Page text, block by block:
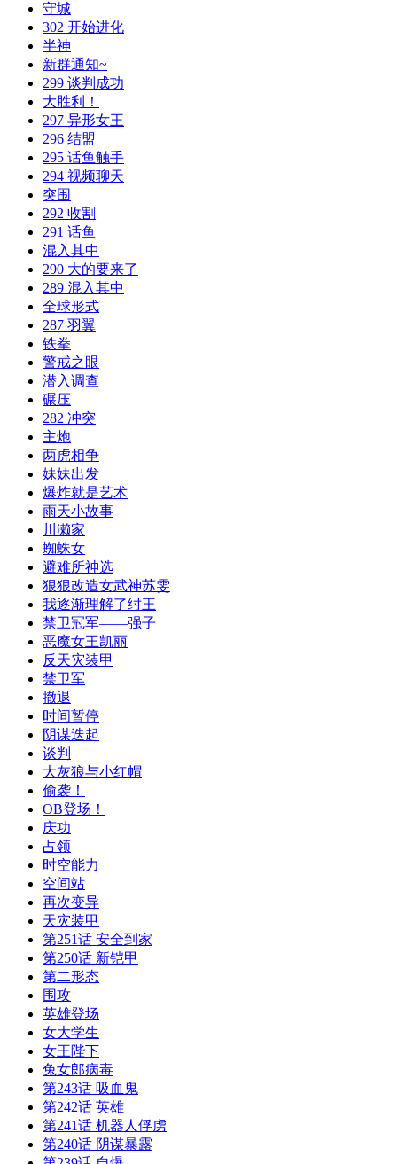
守城
302 开始进化
半神
新群通知~
299 谈判成功
大胜利！
297 异形女王
296 结盟
295 话鱼触手
294 视频聊天
突围
292 收割
291 话鱼
混入其中
290 大的要来了
289 混入其中
全球形式
287 羽翼
铁拳
警戒之眼
潜入调查
碾压
282 冲突
主炮
两虎相争
妹妹出发
爆炸就是艺术
雨天小故事
川濑家
蜘蛛女
避难所神选
狠狠改造女武神苏雯
我逐渐理解了纣王
禁卫冠军——强子
恶魔女王凯丽
反天灾装甲
禁卫军
撤退
时间暂停
阴谋迭起
谈判
大灰狼与小红帽
偷袭！
OB登场！
庆功
占领
时空能力
空间站
再次变异
天灾装甲
第251话 安全到家
第250话 新铠甲
第二形态
围攻
英雄登场
女大学生
女王陛下
兔女郎病毒
第243话 吸血鬼
第242话 英雄
第241话 机器人俘虏
第240话 阴谋暴露